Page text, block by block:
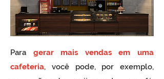
Para gerar mais vendas em uma
cafeteria, você pode, por exemplo,